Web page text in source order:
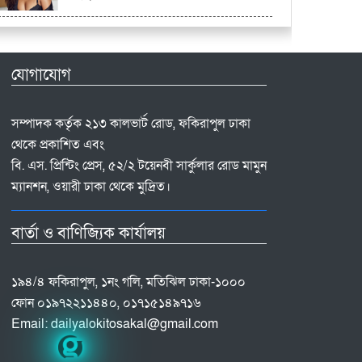
যোগাযোগ
সম্পাদক কর্তৃক ২১৩ কালভার্ট রোড, ফকিরাপুল ঢাকা
থেকে প্রকাশিত এবং
বি. এস. প্রিন্টিং প্রেস, ৫২/২ টয়েনবী সার্কুলার রোড মামুন
ম্যানশন, ওয়ারী ঢাকা থেকে মুদ্রিত।
বার্তা ও বাণিজ্যিক কার্যালয়
১৯৪/৪ ফকিরাপুল, ১নং গলি, মতিঝিল ঢাকা-১০০০
ফোন ০১৯৭২২১১৪৪০, ০১৭১৫১৪৯৭১৬
Email:dailyalokitosakal@gmail.com